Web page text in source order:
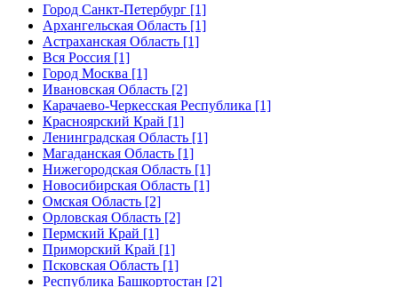
Город Санкт-Петербург [1]
Архангельская Область [1]
Астраханская Область [1]
Вся Россия [1]
Город Москва [1]
Ивановская Область [2]
Карачаево-Черкесская Республика [1]
Красноярский Край [1]
Ленинградская Область [1]
Магаданская Область [1]
Нижегородская Область [1]
Новосибирская Область [1]
Омская Область [2]
Орловская Область [2]
Пермский Край [1]
Приморский Край [1]
Псковская Область [1]
Республика Башкортостан [2]